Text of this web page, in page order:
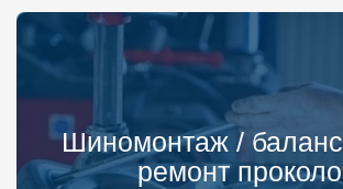
Шиномонтаж /
ремонт